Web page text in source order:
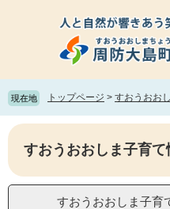
頭
で
す。
飛
ば
へ
現在地 トップページ > すおうおお
すおうおおしま子育て
すおうおおしま子育